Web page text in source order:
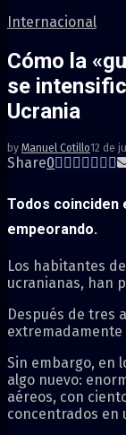
Internacional
Cómo la
se
Ucrania
by Manuel Cotillo12 de
Share0
Todos coinciden
empeorando.
Los habitantes
ucranianas, han
Después de tres
Sin embargo, en
algo nuevo:
aéreos, con
concentrados en